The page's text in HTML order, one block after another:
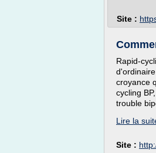
Site :
Rapid-
croyance
cycling
trouble
Lire la
Site :